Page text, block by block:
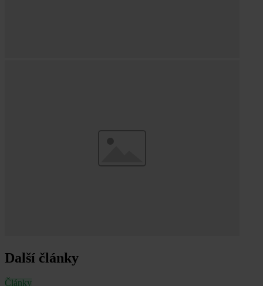
Další články
Články